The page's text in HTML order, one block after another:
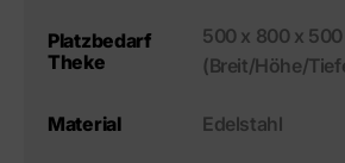
Platzbedarf
Theke
500 x 800 x 500
(Breit/Höhe/
Material Edelstahl